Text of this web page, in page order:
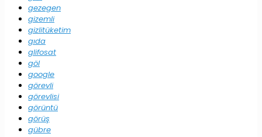
gezegen
gizemli
gizlitüketim
gıda
glifosat
göl
google
görevli
görevlisi
görüntü
görüş
gübre